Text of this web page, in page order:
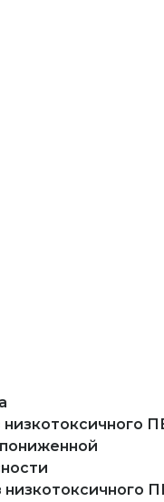
низкотоксичного
низкотоксичного